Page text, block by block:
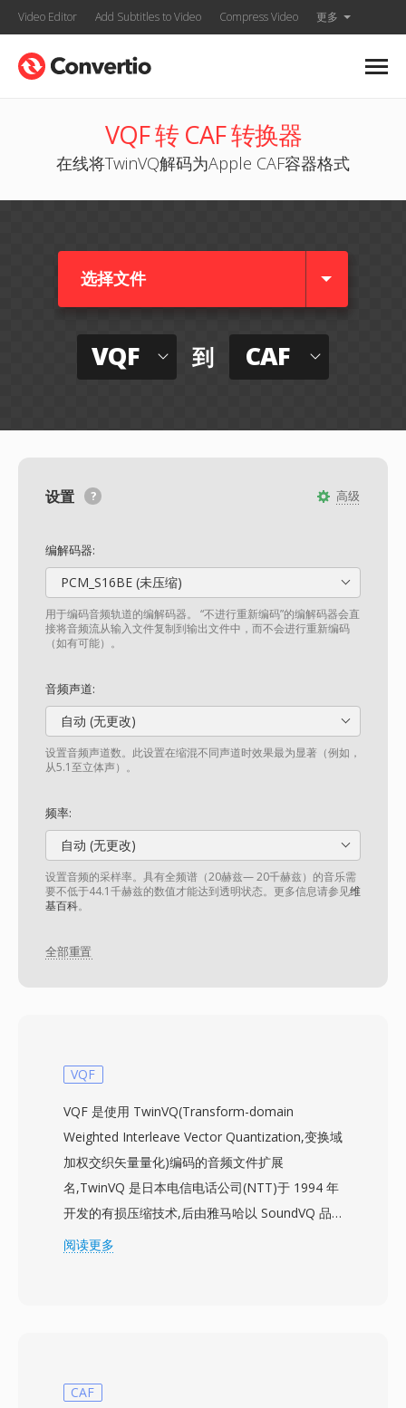
Video Editor Add Subtitles to Video Compress Video 更多
VQF 转 CAF 转换器
在线将TwinVQ解码为Apple CAF容器格式
选择文件
VQF 到 CAF
高级
设置
编解码器:
PCM_S16BE (未压缩)
用于编码音频轨道的编解码器。 “不进行重新编码”的编解码器会直
接将音频流从输入文件复制到输出文件中，而不会进行重新编码
（如有可能）。
音频声道:
自动 (无更改)
设置音频声道数。此设置在缩混不同声道时效果最为显著（例如，
从5.1至立体声）。
频率:
自动 (无更改)
设置音频的采样率。具有全频谱（20赫兹— 20千赫兹）的音乐需
要不低于44.1千赫兹的数值才能达到透明状态。更多信息请参见维
基百科。
全部重置
VQF
VQF 是使用 TwinVQ(Transform-domain
Weighted Interleave Vector Quantization,变换域
加权交织矢量量化)编码的音频文件扩展
名,TwinVQ 是日本电信电话公司(NTT)于 1994 年
开发的有损压缩技术,后由雅马哈以 SoundVQ 品
牌进行商业化。该编解码器声称在同等感知质量下
MPEG-4 音频标准(ISO/IEC 14496-3)作为定义的
阅读更多
CAF